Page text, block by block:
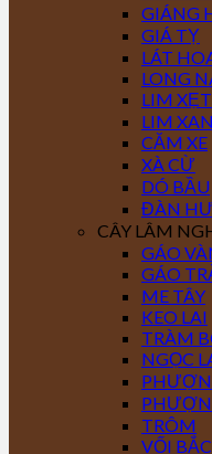
GIÁNG
GIÁ TỴ
LÁT
LONG
LIM XẸT
LIM
CĂM XE
XÀ CỪ
DÓ BẦU
ĐÀN
CÂY LÂM
GÁO
GÁO
ME TÂY
KEO LAI
TRÀM
NGỌC
TRÔM
VỐI BẮC